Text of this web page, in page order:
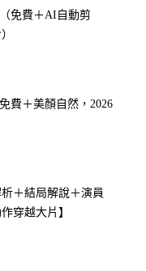
免費＋AI自動剪
費＋美顏自然，2026
＋結局解說＋演員
穿越大片】